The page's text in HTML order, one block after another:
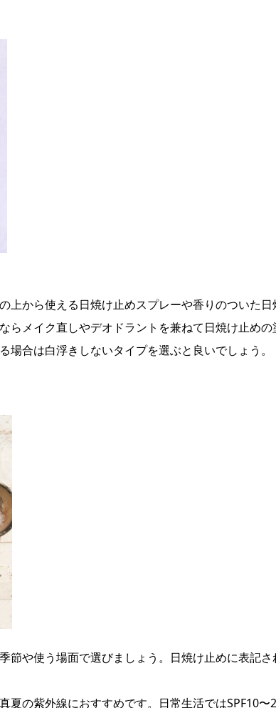
上から使える日焼け止めスプレーや香りのついた日
らメイク直しやデオドラントを兼ねて日焼け止めの
合は白浮きしないタイプを選ぶと良いでしょう。
節や使う場面で選びましょう。日焼け止めに表記さ
夏の紫外線におすすめです。日常生活ではSPF10〜